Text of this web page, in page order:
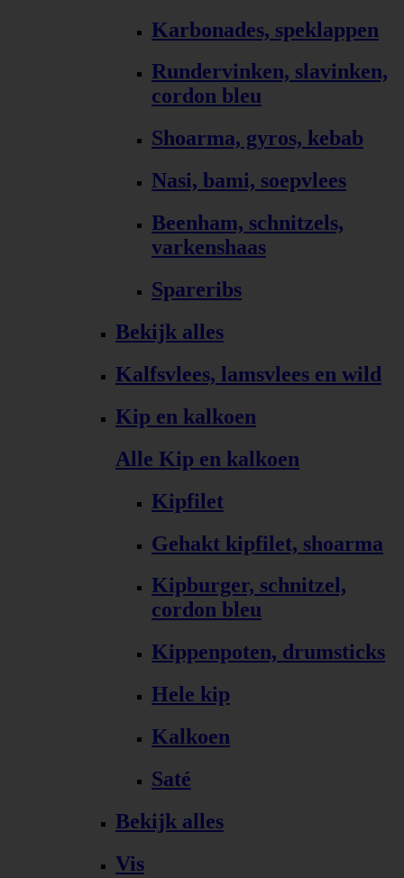
Karbonades, speklappen
Rundervinken, slavinken,
cordon bleu
Shoarma, gyros, kebab
Nasi, bami, soepvlees
Beenham, schnitzels,
varkenshaas
Spareribs
Bekijk alles
Kalfsvlees, lamsvlees en wild
Kip en kalkoen
Alle Kip en kalkoen
Kipfilet
Gehakt kipfilet, shoarma
Kipburger, schnitzel,
cordon bleu
Kippenpoten, drumsticks
Hele kip
Kalkoen
Saté
Bekijk alles
Vis